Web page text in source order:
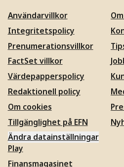
Användarvillkor
Integritetspolicy
Prenumerationsvillkor
FactSet villkor
Värdepapperspolicy
Redaktionell policy
Om cookies
Tillgänglighet på EFN
Ändra datainställningar
Play
Finansmagasinet